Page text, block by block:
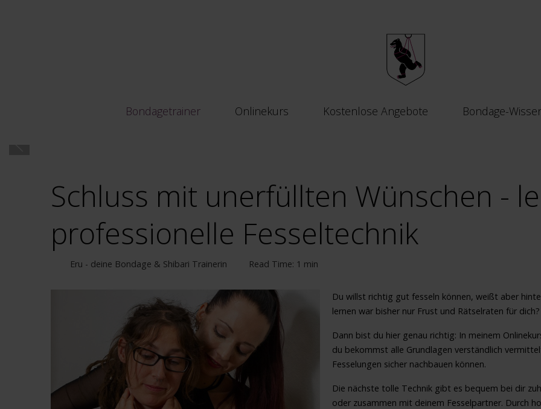
Bondagetrainer Onlinekurs Kostenlose Angebote Bondage-
Schluss mit unerfüllten Wünschen -
professionelle Fesseltechnik
Eru - deine Bondage & Shibari Trainerin Read Time: 1 min
Du willst richtig gut fesseln können, weißt aber
lernen war bisher nur Frust und Rätselraten für dich?
Dann bist du hier genau richtig: In meinem
du bekommst alle Grundlagen verständlich
Fesselungen sicher nachbauen können.
Die nächste tolle Technik gibt es bequem bei dir
oder zusammen mit deinem Fesselpartner. Durch